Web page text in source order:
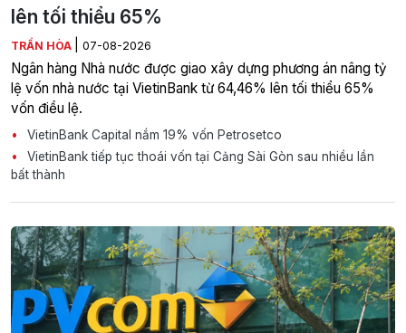
lên tối thiểu 65%
TRẦN HÒA 07-08-2026
Ngân hàng Nhà nước được giao xây dựng phương án nâng tỷ
lệ vốn nhà nước tại VietinBank từ 64,46% lên tối thiểu 65%
vốn điều lệ.
VietinBank Capital nắm 19% vốn Petrosetco
VietinBank tiếp tục thoái vốn tại Cảng Sài Gòn sau nhiều lần
bất thành